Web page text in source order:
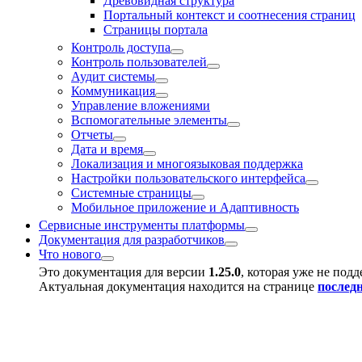
Портальный контекст и соотнесения страниц
Страницы портала
Контроль доступа
Контроль пользователей
Аудит системы
Коммуникация
Управление вложениями
Вспомогательные элементы
Отчеты
Дата и время
Локализация и многоязыковая поддержка
Настройки пользовательского интерфейса
Системные страницы
Мобильное приложение и Адаптивность
Сервисные инструменты платформы
Документация для разработчиков
Что нового
Это документация для версии 1.25.0, которая уже не
Актуальная документация находится на странице